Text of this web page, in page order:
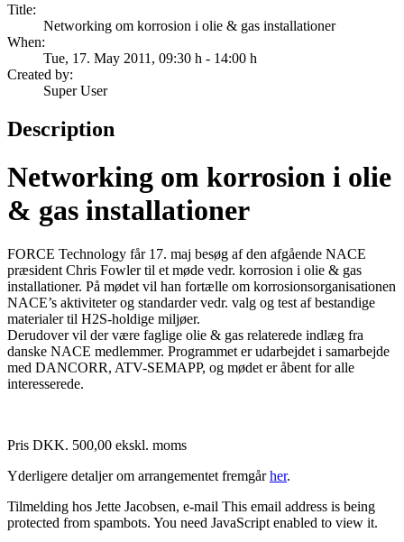
Title:
Networking om korrosion i olie & gas installationer
When:
Tue, 17. May 2011 , 09:30 h - 14:00 h
Created by:
Super User
Description
Networking om korrosion i olie
& gas installationer
FORCE Technology får 17. maj besøg af den afgående NACE
præsident Chris Fowler til et møde vedr. korrosion i olie & gas
installationer. På mødet vil han fortælle om korrosionsorganisationen
NACE’s aktiviteter og standarder vedr. valg og test af bestandige
materialer til H2S-holdige miljøer.
Derudover vil der være faglige olie & gas relaterede indlæg fra
danske NACE medlemmer. Programmet er udarbejdet i samarbejde
med DANCORR, ATV-SEMAPP, og mødet er åbent for alle
interesserede.
Pris DKK. 500,00 ekskl. moms
Yderligere detaljer om arrangementet fremgårher.
Tilmelding hos Jette Jacobsen, e-mail This email address is being
protected from spambots. You need JavaScript enabled to view it.